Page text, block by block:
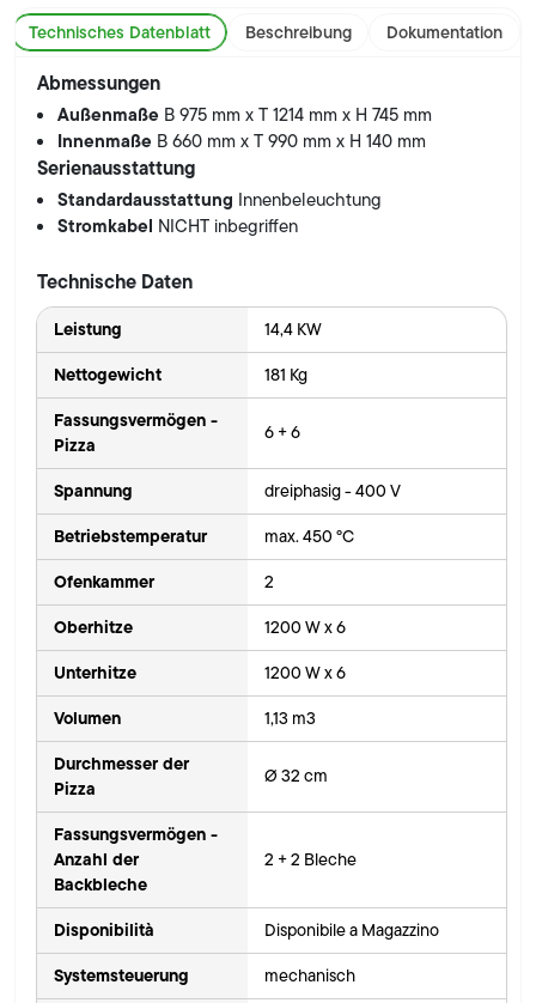
Technisches Datenblatt Beschreibung Dokumentation
Abmessungen
Außenmaße B 975 mm x T 1214 mm x H 745 mm
Innenmaße B 660 mm x T 990 mm x H 140 mm
Serienausstattung
Standardausstattung Innenbeleuchtung
Stromkabel NICHT inbegriffen
Technische Daten
Leistung 14,4 KW
Nettogewicht 181 Kg
Fassungsvermögen -
Pizza
6 + 6
Spannung dreiphasig - 400 V
Betriebstemperatur max. 450 °C
Ofenkammer 2
Oberhitze 1200 W x 6
Unterhitze 1200 W x 6
Volumen 1,13 m3
Durchmesser der
Pizza
Ø 32 cm
Fassungsvermögen -
Anzahl der
Backbleche
2 + 2 Bleche
Disponibilità Disponibile a Magazzino
Systemsteuerung mechanisch